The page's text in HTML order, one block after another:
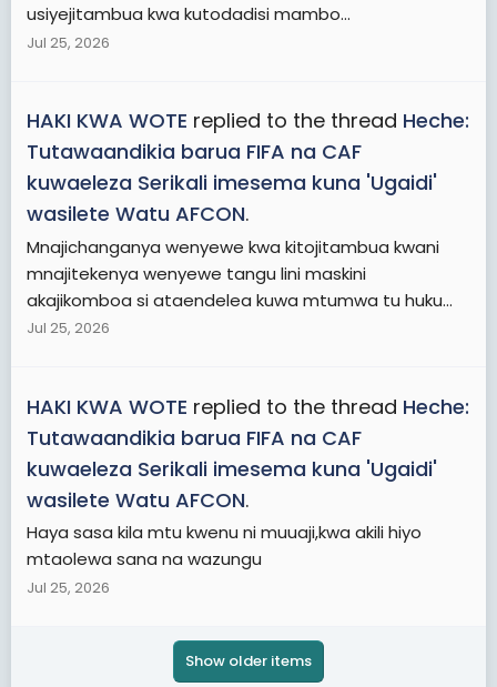
usiyejitambua kwa kutodadisi mambo...
Jul 25, 2026
HAKI KWA WOTE replied to the thread Heche:
Tutawaandikia barua FIFA na CAF
kuwaeleza Serikali imesema kuna 'Ugaidi'
wasilete Watu AFCON.
Mnajichanganya wenyewe kwa kitojitambua kwani
mnajitekenya wenyewe tangu lini maskini
akajikomboa si ataendelea kuwa mtumwa tu huku...
Jul 25, 2026
HAKI KWA WOTE replied to the thread Heche:
Tutawaandikia barua FIFA na CAF
kuwaeleza Serikali imesema kuna 'Ugaidi'
wasilete Watu AFCON.
Haya sasa kila mtu kwenu ni muuaji,kwa akili hiyo
mtaolewa sana na wazungu
Jul 25, 2026
Show older items